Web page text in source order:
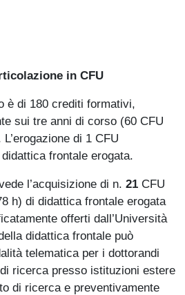
in CFU
è di 180 crediti formativi,
sui tre anni di corso (60 CFU
di 1 CFU
frontale erogata.
l’acquisizione di n. 21 CFU
h) di didattica frontale erogata
offerti dall’Università
didattica frontale può
telematica per i dottorandi
ricerca presso istituzioni estere
di ricerca e preventivamente